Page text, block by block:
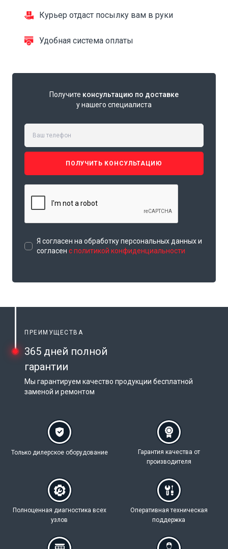
Курьер отдаст посылку вам в руки
Удобная система оплаты
Получите консультацию по доставке
у нашего специалиста
ПОЛУЧИТЬ КОНСУЛЬТАЦИЮ
Я согласен на обработку персональных данных и
согласен с политикой конфиденциальности
ПРЕИМУЩЕСТВА
365 дней полной
гарантии
Мы гарантируем качество продукции бесплатной
заменой и ремонтом
Только дилерское оборудование Гарантия качества от
производителя
Полноценная диагностика всех
узлов
Оперативная техническая
поддержка